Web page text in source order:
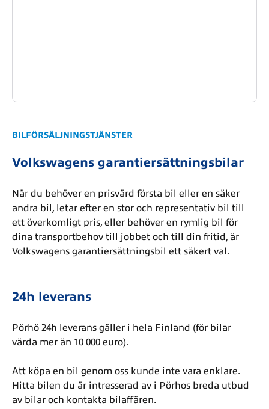
BILFÖRSÄLJNINGSTJÄNSTER
Volkswagens garantiersättningsbilar
När du behöver en prisvärd första bil eller en säker
andra bil, letar efter en stor och representativ bil till
ett överkomligt pris, eller behöver en rymlig bil för
dina transportbehov till jobbet och till din fritid, är
Volkswagens garantiersättningsbil ett säkert val.
24h leverans
Pörhö 24h leverans gäller i hela Finland (för bilar
värda mer än 10 000 euro).
Att köpa en bil genom oss kunde inte vara enklare.
Hitta bilen du är intresserad av i Pörhos breda utbud
av bilar och kontakta bilaffären.